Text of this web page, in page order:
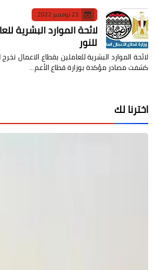
23 نوفمبر 2022
لائحة الموارد البشرية
للنور
لائحة الموارد البشرية للعاملين بقطاع الاعمال
كشفت مصادر مؤكدة بوزارة قطاع الأعم…
اخترنا لك